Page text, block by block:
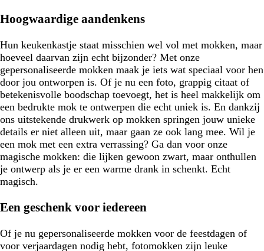
Hoogwaardige aandenkens
Hun keukenkastje staat misschien wel vol met mokken, maar
hoeveel daarvan zijn echt bijzonder? Met onze
gepersonaliseerde mokken maak je iets wat speciaal voor hen
door jou ontworpen is. Of je nu een foto, grappig citaat of
betekenisvolle boodschap toevoegt, het is heel makkelijk om
een bedrukte mok te ontwerpen die echt uniek is. En dankzij
ons uitstekende drukwerk op mokken springen jouw unieke
details er niet alleen uit, maar gaan ze ook lang mee. Wil je
een mok met een extra verrassing? Ga dan voor onze
magische mokken: die lijken gewoon zwart, maar onthullen
je ontwerp als je er een warme drank in schenkt. Echt
magisch.
Een geschenk voor iedereen
Of je nu gepersonaliseerde mokken voor de feestdagen of
voor verjaardagen nodig hebt, fotomokken zijn leuke